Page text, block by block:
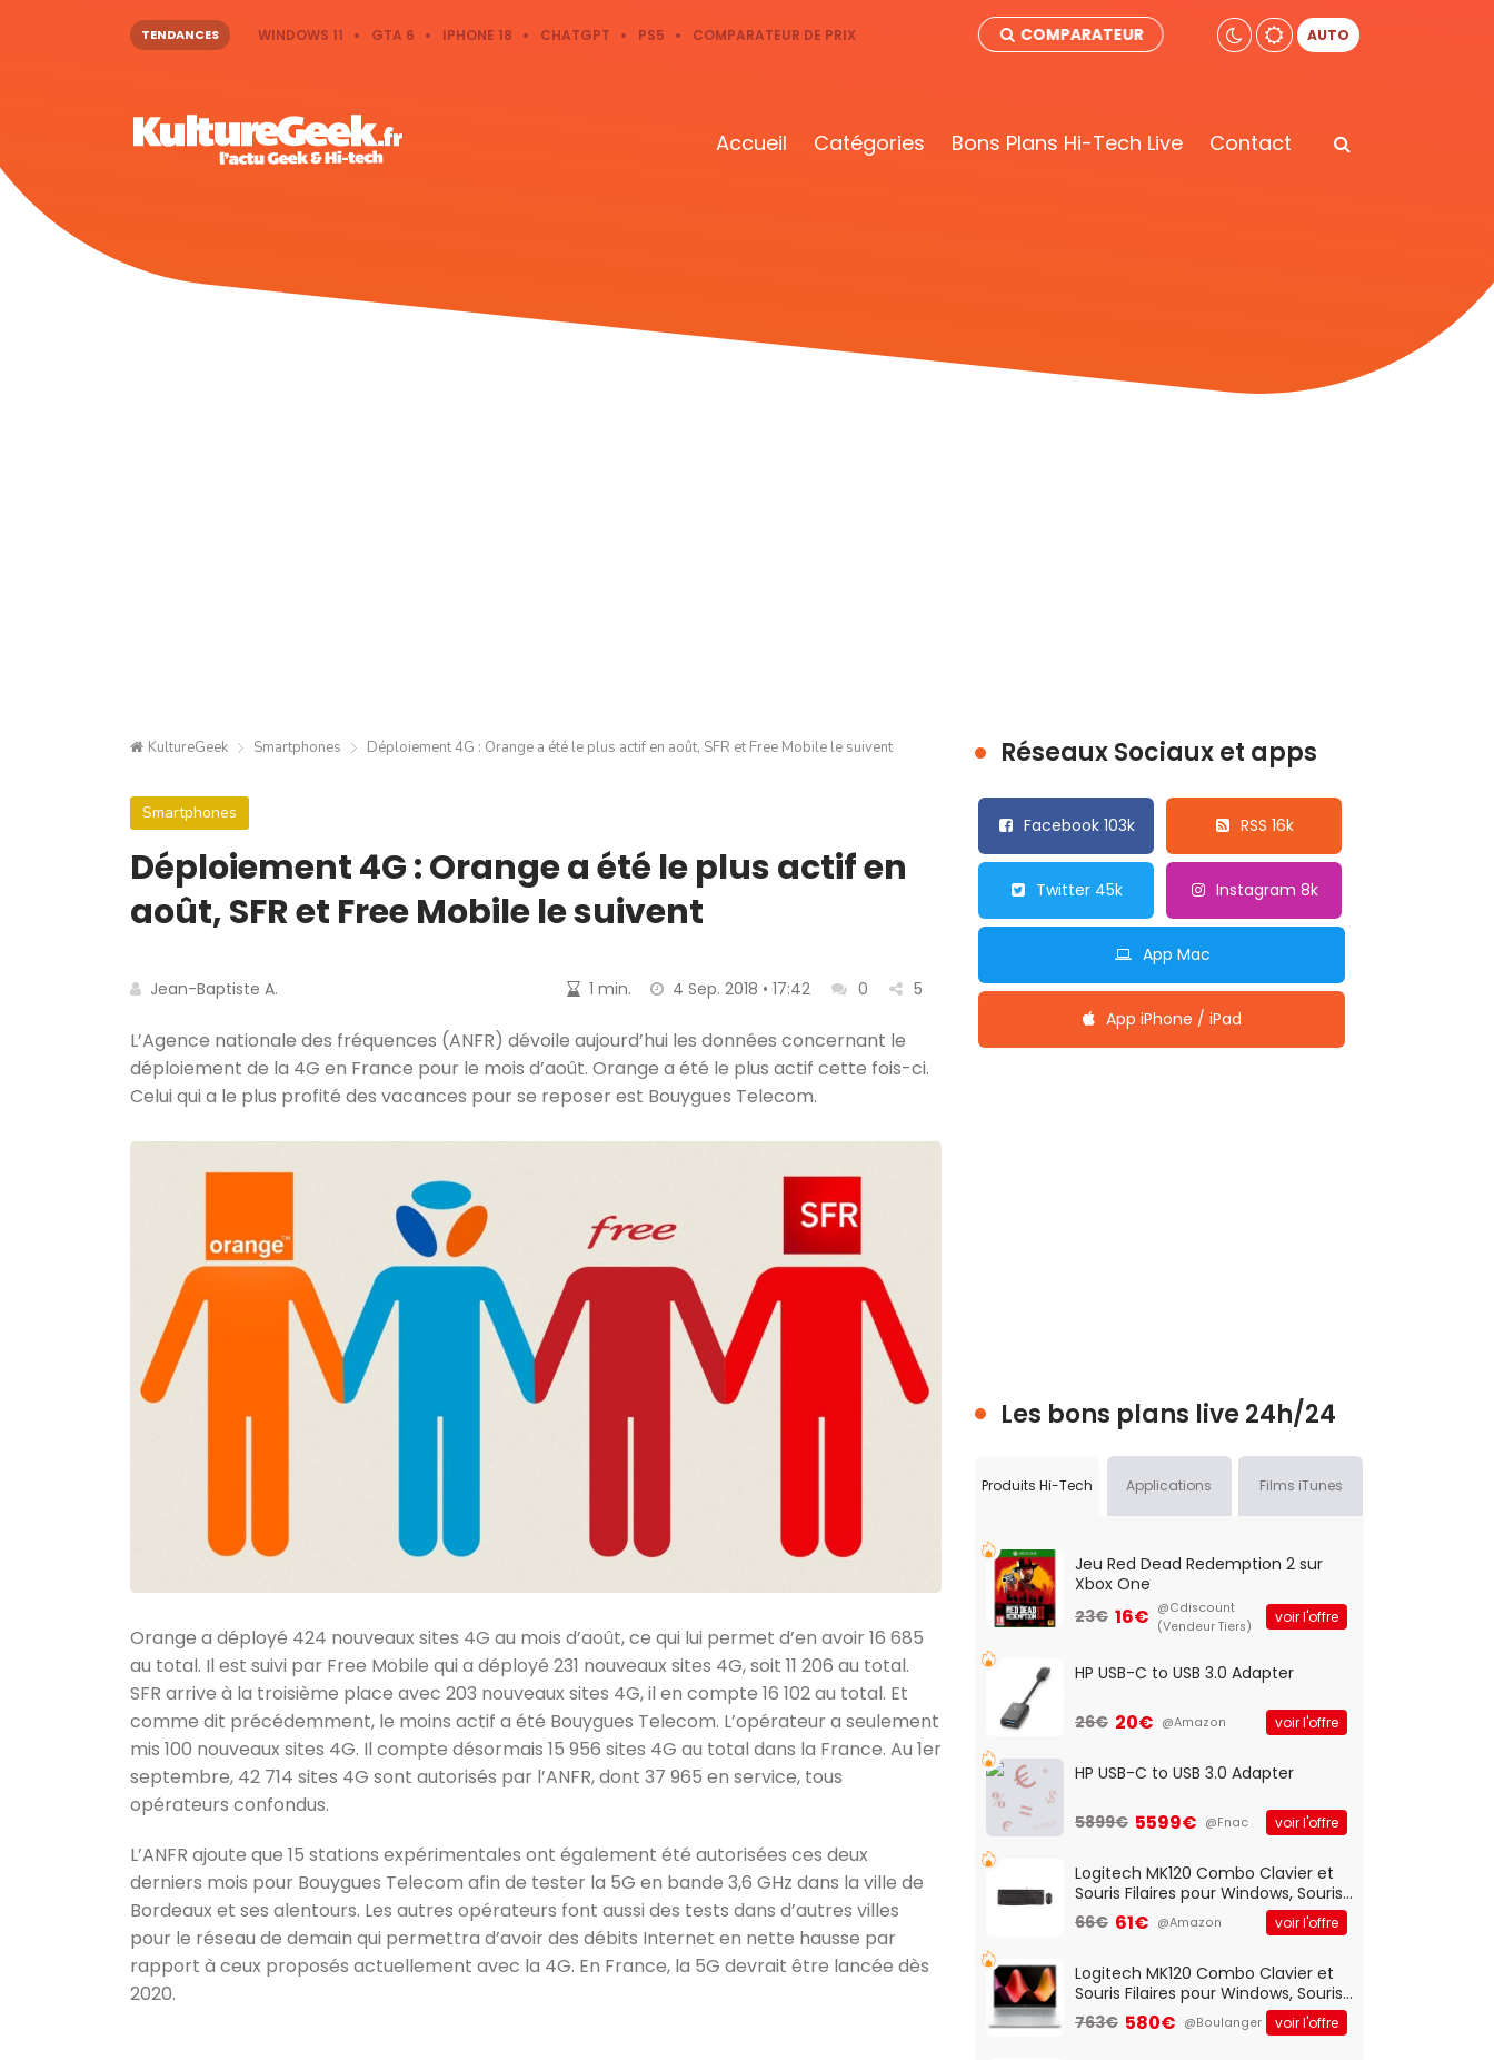
TENDANCES WINDOWS 11 GTA 6 IPHONE 18 CHATGPT PS5 COMPARATEUR DE PRIX COMPARATEUR AUTO
Accueil Catégories Bons Plans Hi-Tech Live Contact
KultureGeek Smartphones Déploiement 4G : Orange a été le plus actif en août, SFR et Free Mobile le suivent
Smartphones
Déploiement 4G : Orange a été le plus actif en
août, SFR et Free Mobile le suivent
Jean-Baptiste A. 1 min. 4 Sep. 2018 • 17:42 0 5
L’Agence nationale des fréquences (ANFR) dévoile aujourd’hui les données concernant le
déploiement de la 4G en France pour le mois d’août. Orange a été le plus actif cette fois-ci.
Celui qui a le plus profité des vacances pour se reposer est Bouygues Telecom.
Orange a déployé 424 nouveaux sites 4G au mois d’août, ce qui lui permet d’en avoir 16 685
au total. Il est suivi par Free Mobile qui a déployé 231 nouveaux sites 4G, soit 11 206 au total.
SFR arrive à la troisième place avec 203 nouveaux sites 4G, il en compte 16 102 au total. Et
comme dit précédemment, le moins actif a été Bouygues Telecom. L’opérateur a seulement
mis 100 nouveaux sites 4G. Il compte désormais 15 956 sites 4G au total dans la France. Au 1er
septembre, 42 714 sites 4G sont autorisés par l’ANFR, dont 37 965 en service, tous
opérateurs confondus.
L’ANFR ajoute que 15 stations expérimentales ont également été autorisées ces deux
derniers mois pour Bouygues Telecom afin de tester la 5G en bande 3,6 GHz dans la ville de
Bordeaux et ses alentours. Les autres opérateurs font aussi des tests dans d’autres villes
pour le réseau de demain qui permettra d’avoir des débits Internet en nette hausse par
rapport à ceux proposés actuellement avec la 4G. En France, la 5G devrait être lancée dès
2020.
Réseaux Sociaux et apps
Facebook 103k RSS 16k
Twitter 45k Instagram 8k
App Mac
App iPhone / iPad
Les bons plans live 24h/24
Produits Hi-Tech Applications Films iTunes
Jeu Red Dead Redemption 2 sur
Xbox One
23€ 16€ @Cdiscount
(Vendeur Tiers)
voir l'offre
HP USB-C to USB 3.0 Adapter
26€ 20€ @Amazon voir l'offre
HP USB-C to USB 3.0 Adapter
5899€ 5599€ @Fnac voir l'offre
Logitech MK120 Combo Clavier et
Souris Filaires pour Windows, Souris
Optique Filaire, Connexion USB Plug
And Play, Confortable, Taille
QWERTY UK - Noir
66€ 61€ @Amazon voir l'offre
Logitech MK120 Combo Clavier et
Souris Filaires pour Windows, Souris
Optique Filaire, Connexion USB Plug
And Play, Confortable, Taille
763€ 580€ @Boulanger voir l'offre